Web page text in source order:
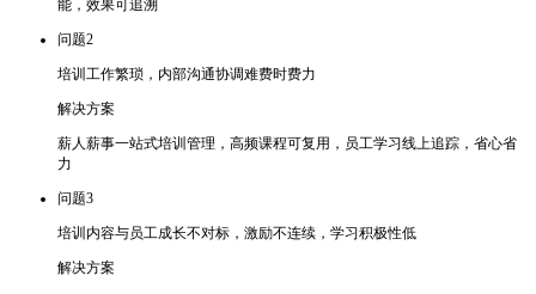
能，效果可追溯
问题2
培训工作繁琐，内部沟通协调难费时费力
解决方案
薪人薪事一站式培训管理，高频课程可复用，员工学习线上追踪，省心省
力
问题3
培训内容与员工成长不对标，激励不连续，学习积极性低
解决方案